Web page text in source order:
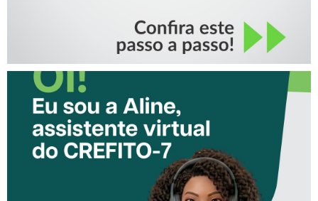
CONHEÇA A ‘ALINE’,
ASSISTENTE VIRTUAL DO